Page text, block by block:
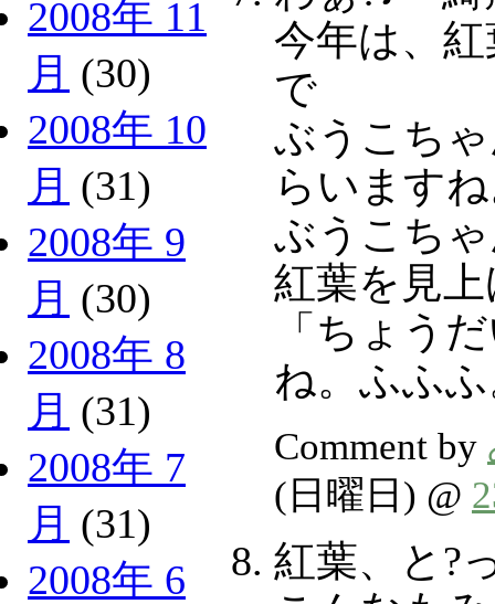
2008年 11
月 (30)
2008年 10
月 (31)
2008年 9
月 (30)
2008年 8
月 (31)
2008年 7
月 (31)
2008年 6
今年は、
で
ぶうこち
らいます
ぶうこち
紅葉を見
「ちょう
ね。ふふ
Comment by
(日曜日) @
紅葉、と?